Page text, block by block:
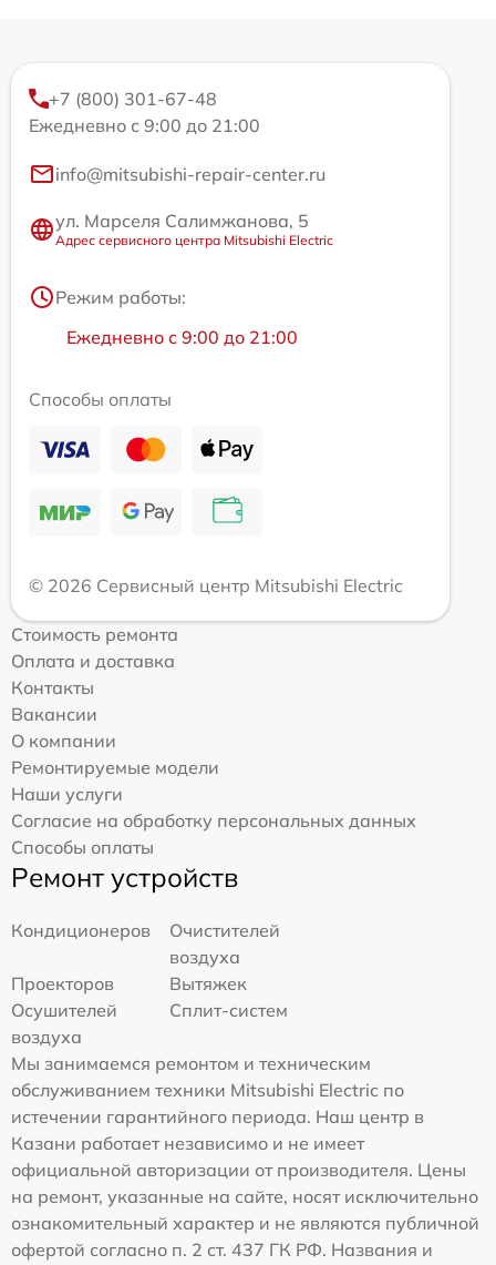
+7 (800) 301-67-48
Ежедневно с 9:00 до 21:00
info@mitsubishi-repair-center.ru
ул. Марселя Салимжанова, 5
Адрес сервисного центра Mitsubishi Electric
Режим работы:
Ежедневно с 9:00 до 21:00
Способы оплаты
© 2026 Сервисный центр Mitsubishi Electric
Стоимость ремонта
Оплата и доставка
Контакты
Вакансии
О компании
Ремонтируемые модели
Наши услуги
Согласие на обработку персональных данных
Способы оплаты
Ремонт устройств
Кондиционеров
Очистителей
воздуха
Проекторов
Вытяжек
Осушителей
воздуха
Сплит-систем
Мы занимаемся ремонтом и техническим
обслуживанием техники Mitsubishi Electric по
истечении гарантийного периода. Наш центр в
Казани работает независимо и не имеет
официальной авторизации от производителя. Цены
на ремонт, указанные на сайте, носят исключительно
ознакомительный характер и не являются публичной
офертой согласно п. 2 ст. 437 ГК РФ. Названия и